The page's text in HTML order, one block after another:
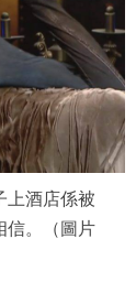
上酒店係被
信。（圖片